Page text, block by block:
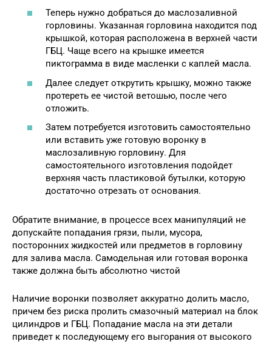
Теперь нужно добраться до маслозаливной
горловины. Указанная горловина находится под
крышкой, которая расположена в верхней части
ГБЦ. Чаще всего на крышке имеется
пиктограмма в виде масленки с каплей масла.
Далее следует открутить крышку, можно также
протереть ее чистой ветошью, после чего
отложить.
Затем потребуется изготовить самостоятельно
или вставить уже готовую воронку в
маслозаливную горловину. Для
самостоятельного изготовления подойдет
верхняя часть пластиковой бутылки, которую
достаточно отрезать от основания.
Обратите внимание, в процессе всех манипуляций не
допускайте попадания грязи, пыли, мусора,
посторонних жидкостей или предметов в горловину
для залива масла. Самодельная или готовая воронка
также должна быть абсолютно чистой
Наличие воронки позволяет аккуратно долить масло,
причем без риска пролить смазочный материал на блок
цилиндров и ГБЦ. Попадание масла на эти детали
приведет к последующему его выгорания от высокого